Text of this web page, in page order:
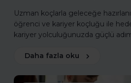
Uzman koçlarla geleceğe
öğrenci ve kariyer koçluğu ile
kariyer yolculuğunuzda güçlü
Daha fazla oku